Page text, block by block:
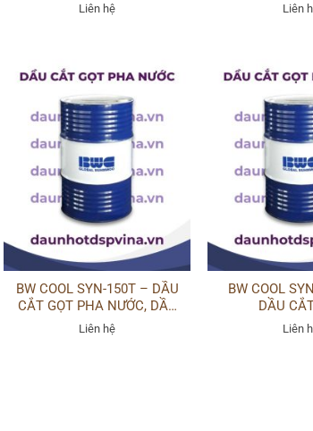
Liên hệ Liên
BW COOL SYN-150T – DẦU
CẮT GỌT PHA NƯỚC, DẦU
MÀI
Liên hệ
BW COOL
DẦU
Liên